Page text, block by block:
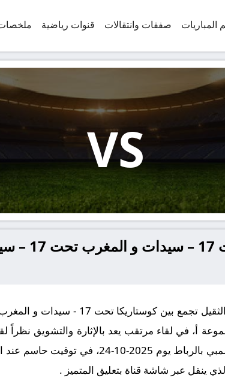
المباريات صفقات وانتقالات قنوات رياضية
VS
بث مباشر
العالم للسيدات تحت 17 - المجموعة أ، في لقاء مرتقب يعد بالإثارة
ينقل عبر شاشة قناة بتعليق المتميز .